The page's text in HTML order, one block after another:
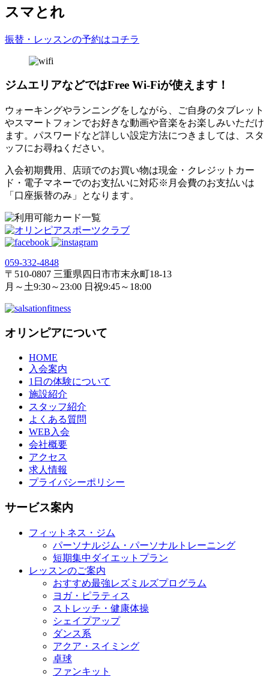
スマとれ
振替・レッスンの予約はコチラ
ジムエリアなどではFree Wi-Fiが使えます！
ウォーキングやランニングをしながら、ご自身のタブレット
やスマートフォンでお好きな動画や音楽をお楽しみいただけ
ます。パスワードなど詳しい設定方法につきましては、スタ
ッフにお尋ねください。
入会初期費用、店頭でのお買い物は現金・クレジットカー
ド・電子マネーでのお支払いに対応※月会費のお支払いは
「口座振替のみ」となります。
059‐332‐4848
〒510-0807 三重県四日市市末永町18‐13
月～土9:30～23:00 日祝9:45～18:00
オリンピアについて
HOME
入会案内
1日の体験について
施設紹介
スタッフ紹介
よくある質問
WEB入会
会社概要
アクセス
求人情報
プライバシーポリシー
サービス案内
フィットネス・ジム
パーソナルジム・パーソナルトレーニング
短期集中ダイエットプラン
レッスンのご案内
おすすめ最強レズミルズプログラム
ヨガ・ピラティス
ストレッチ・健康体操
シェイプアップ
ダンス系
アクア・スイミング
卓球
ファンキット